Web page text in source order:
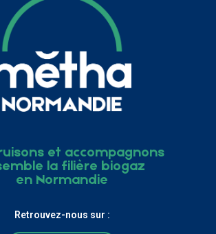
et accompagnons
la filière biogaz
en Normandie
Retrouvez-nous sur :